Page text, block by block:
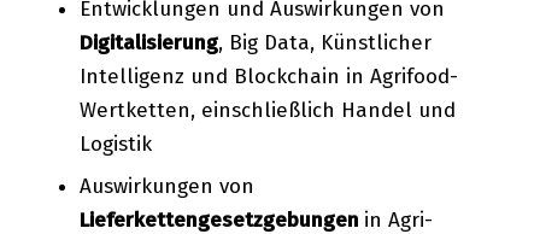
Entwicklungen und Auswirkungen von
Digitalisierung, Big Data, Künstlicher
Intelligenz und Blockchain in Agrifood-
Wertketten, einschließlich Handel und
Logistik
Auswirkungen von
Lieferkettengesetzgebungen in Agri-